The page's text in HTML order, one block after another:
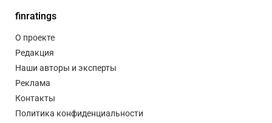
finratings
О проекте
Редакция
Наши авторы и эксперты
Реклама
Контакты
Политика конфиденциальности